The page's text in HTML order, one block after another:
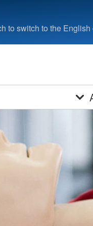
to switch to the English